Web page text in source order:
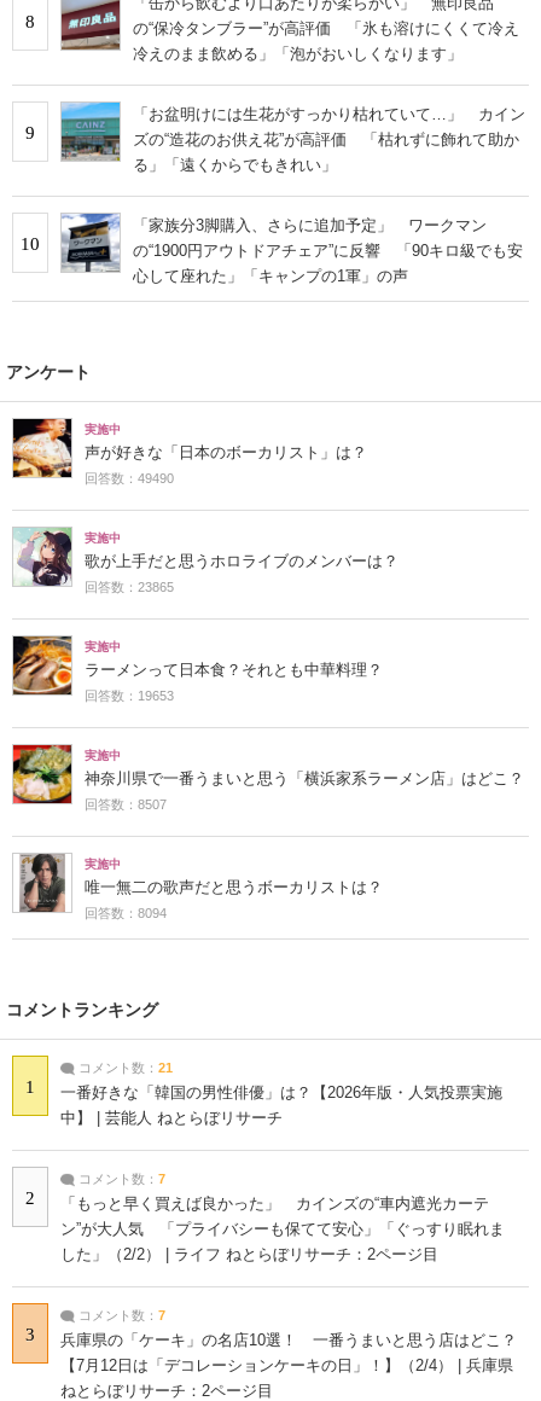
8
の“保冷タンブラー”が高評価 「氷も溶けにくくて冷え
冷えのまま飲める」「泡がおいしくなります」
9
「お盆明けには生花がすっかり枯れていて…」 カイン
ズの“造花のお供え花”が高評価 「枯れずに飾れて助か
る」「遠くからでもきれい」
10
「家族分3脚購入、さらに追加予定」 ワークマン
の“1900円アウトドアチェア”に反響 「90キロ級でも安
心して座れた」「キャンプの1軍」の声
アンケート
実施中
声が好きな「日本のボーカリスト」は？
回答数：49490
実施中
歌が上手だと思うホロライブのメンバーは？
回答数：23865
実施中
ラーメンって日本食？それとも中華料理？
回答数：19653
実施中
神奈川県で一番うまいと思う「横浜家系ラーメン店」はどこ？
回答数：8507
実施中
唯一無二の歌声だと思うボーカリストは？
回答数：8094
コメントランキング
1
コメント数： 21
一番好きな「韓国の男性俳優」は？【2026年版・人気投票実施
中】 | 芸能人 ねとらぼリサーチ
2
コメント数： 7
「もっと早く買えば良かった」 カインズの“車内遮光カーテ
ン”が大人気 「プライバシーも保てて安心」「ぐっすり眠れま
した」（2/2） | ライフ ねとらぼリサーチ：2ページ目
3
コメント数： 7
兵庫県の「ケーキ」の名店10選！ 一番うまいと思う店はどこ？
【7月12日は「デコレーションケーキの日」！】（2/4） | 兵庫県
ねとらぼリサーチ：2ページ目